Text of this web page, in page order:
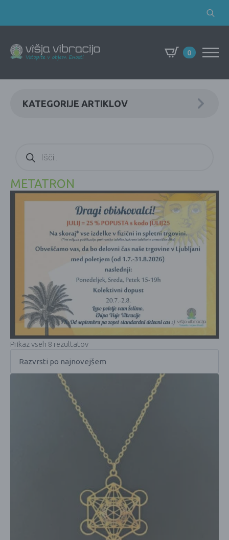
Search
0
KATEGORIJE ARTIKLOV
search
METATRON
Prikaz vseh 8 rezultatov